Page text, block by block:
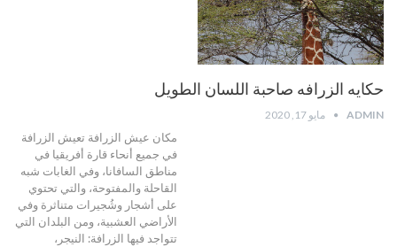
حكايه الزرافه صاحبة اللسان الطويل
ADMIN مايو 17, 2020
مكان عيش الزرافة تعيش الزرافة
في جميع أنحاء قارة أفريقيا في
مناطق السافانا، وفي الغابات شبه
القاحلة والمفتوحة، والتي تحتوي
على أشجار وشُجيرات متناثرة وفي
الأراضي العشبية، ومن البلدان التي
تتواجد فيها الزرافة: النيجر،